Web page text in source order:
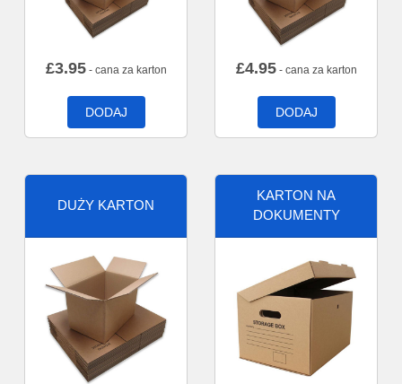
£3.95- cana za karton
DODAJ
£4.95- cana za karton
DODAJ
DUŻY KARTON
KARTON NA
DOKUMENTY